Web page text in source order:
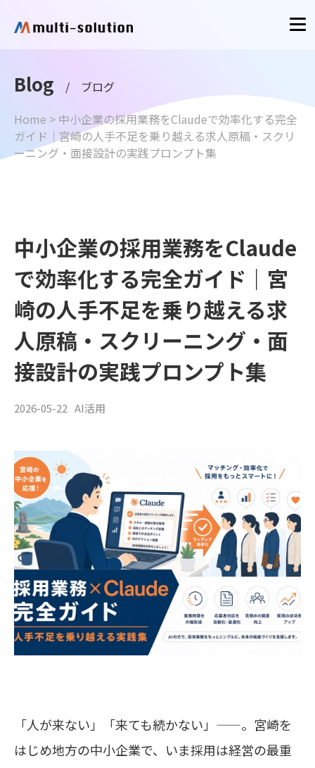
Blog / ブログ
Home > 中小企業の採用業務をClaudeで効率化する完全
ガイド｜宮崎の人手不足を乗り越える求人原稿・スクリ
ーニング・面接設計の実践プロンプト集
中小企業の採用業務をClaude
で効率化する完全ガイド｜宮
崎の人手不足を乗り越える求
人原稿・スクリーニング・面
接設計の実践プロンプト集
2026-05-22 AI活用
「人が来ない」「来ても続かない」——。宮崎を
はじめ地方の中小企業で、いま採用は経営の最重